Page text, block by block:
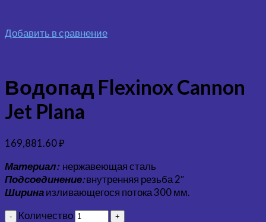
Добавить в сравнение
Водопад Flexinox Cannon
Jet Plana
169,881.60₽
Материал:нержавеющая сталь
Подсоединение:внутренняя резьба 2″
Ширинаизливающегося потока 300 мм.
Количество